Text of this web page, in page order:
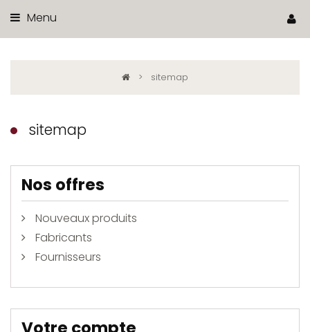
Menu
> sitemap
sitemap
Nos offres
Nouveaux produits
Fabricants
Fournisseurs